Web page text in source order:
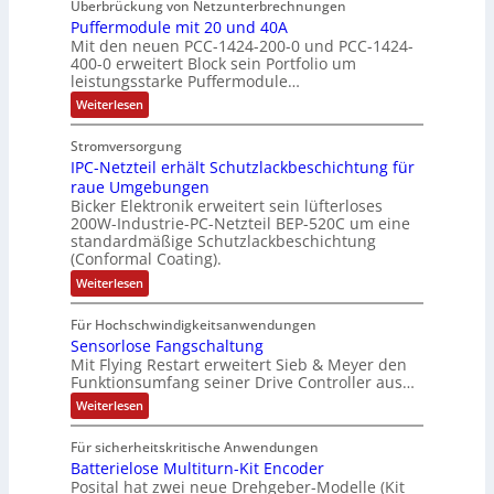
a
h
m
e
,
g
p
r
ä
g
t
d
u
r
c
h
d
a
s
A
u
s
e
u
m
V
o
r
s
a
n
d
d
e
s
V
D
M
A
E
l
e
t
r
s
s
e
b
e
s
ä
t
i
g
e
n
J
a
h
r
s
z
i
e
l
k
e
t
i
n
g
e
i
t
e
r
b
i
S
P
N
u
k
t
u
r
f
e
h
l
e
n
4
,
3
M
i
l
l
i
o
e
n
A
r
b
e
i
l
A
b
o
u
t
A
u
t
o
m
a
t
i
o
e
x
a
n
d
i
Überbrückung von Netzunterbrechnungen
Puffermodule mit 20 und 40A
Mit den neuen PCC-1424-200-0 und PCC-1424-
400-0 erweitert Block sein Portfolio um
leistungsstarke Puffermodule…
Weiterlesen:
P
f
f
e
r
m
o
d
u
l
e
m
i
t
2
u
n
d
4
0
Stromversorgung
IPC-Netzteil erhält Schutzlackbeschichtung für
raue Umgebungen
Bicker Elektronik erweitert sein lüfterloses
200W-Industrie-PC-Netzteil BEP-520C um eine
standardmäßige Schutzlackbeschichtung
(Conformal Coating).
Weiterlesen:
I
C
-
N
e
t
z
t
i
l
e
Für Hochschwindigkeitsanwendungen
Sensorlose Fangschaltung
Mit Flying Restart erweitert Sieb & Meyer den
Funktionsumfang seiner Drive Controller aus…
Weiterlesen:
S
n
s
o
Für sicherheitskritische Anwendungen
Batterielose Multiturn-Kit Encoder
Posital hat zwei neue Drehgeber-Modelle (Kit